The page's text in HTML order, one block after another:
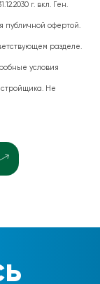
г. вкл. Ген.
публичной офертой.
разделе.
условия
Не